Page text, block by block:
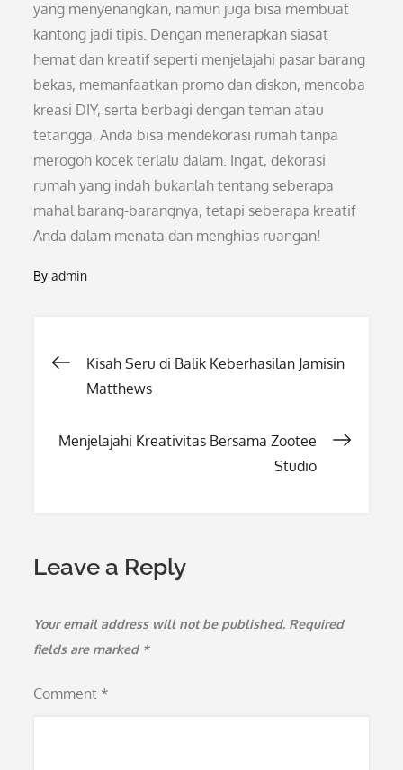
yang menyenangkan, namun juga bisa membuat
kantong jadi tipis. Dengan menerapkan siasat
hemat dan kreatif seperti menjelajahi pasar barang
bekas, memanfaatkan promo dan diskon, mencoba
kreasi DIY, serta berbagi dengan teman atau
tetangga, Anda bisa mendekorasi rumah tanpa
merogoh kocek terlalu dalam. Ingat, dekorasi
rumah yang indah bukanlah tentang seberapa
mahal barang-barangnya, tetapi seberapa kreatif
Anda dalam menata dan menghias ruangan!
Byadmin
Post
Kisah Seru di Balik Keberhasilan Jamisin
Matthews
Menjelajahi Kreativitas Bersama Zootee
Studio
Leave a Reply
Your email address will not be published. Required
fields are marked *
Comment *